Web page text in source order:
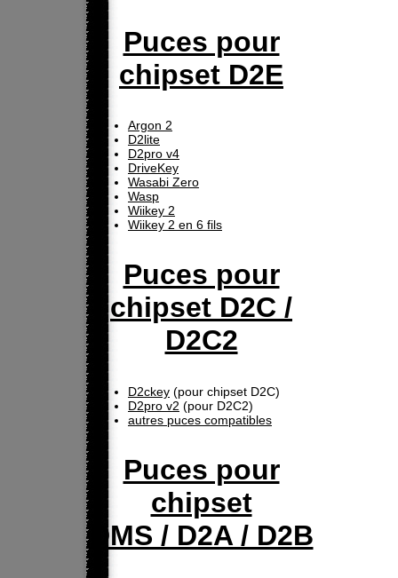
Puces pour
chipset D2E
Argon 2
D2lite
D2pro v4
DriveKey
Wasabi Zero
Wasp
Wiikey 2
Wiikey 2 en 6 fils
Puces pour
chipset D2C /
D2C2
D2ckey (pour chipset D2C)
D2pro v2 (pour D2C2)
autres puces compatibles
Puces pour
chipset
DMS / D2A / D2B